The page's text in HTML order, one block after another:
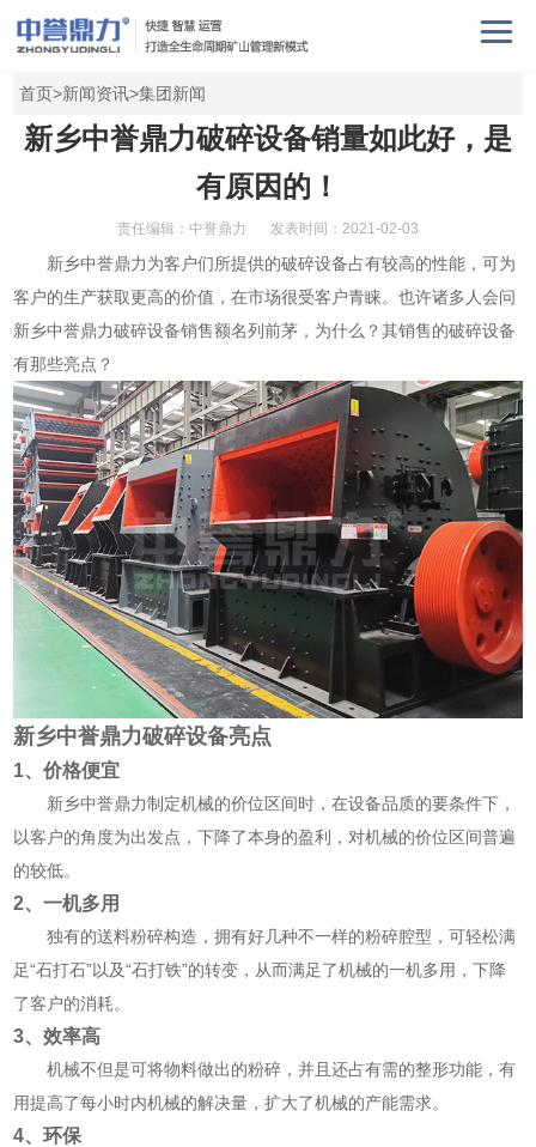
首页>新闻资讯>集团新闻
新乡中誉鼎力破碎设备销量如此好，是
有原因的！
责任编辑：中誉鼎力 发表时间：2021-02-03
新乡中誉鼎力为客户们所提供的破碎设备占有较高的性能，可为
客户的生产获取更高的价值，在市场很受客户青睐。也许诸多人会问
新乡中誉鼎力破碎设备销售额名列前茅，为什么？其销售的破碎设备
有那些亮点？
新乡中誉鼎力破碎设备亮点
1、价格便宜
新乡中誉鼎力制定机械的价位区间时，在设备品质的要条件下，
以客户的角度为出发点，下降了本身的盈利，对机械的价位区间普遍
的较低。
2、一机多用
独有的送料粉碎构造，拥有好几种不一样的粉碎腔型，可轻松满
足“石打石”以及“石打铁”的转变，从而满足了机械的一机多用，下降
了客户的消耗。
3、效率高
机械不但是可将物料做出的粉碎，并且还占有需的整形功能，有
用提高了每小时内机械的解决量，扩大了机械的产能需求。
4、环保